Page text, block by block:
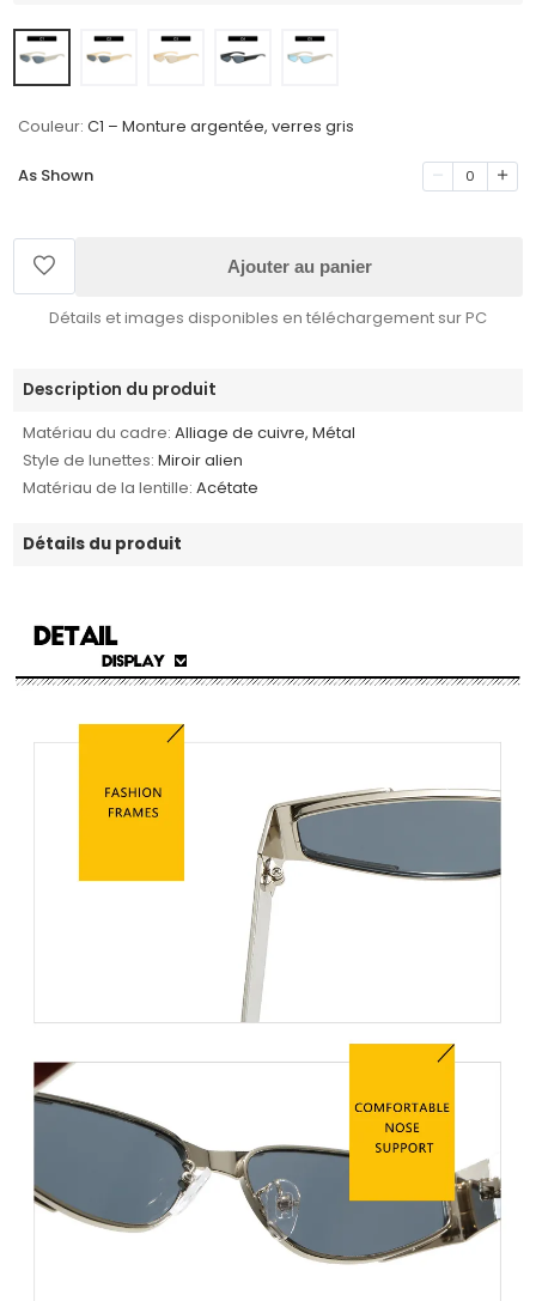
Couleur: C1 – Monture argentée, verres gris
As Shown 0
Ajouter au panier
Détails et images disponibles en téléchargement sur PC
Description du produit
Matériau du cadre: Alliage de cuivre, Métal
Style de lunettes: Miroir alien
Matériau de la lentille: Acétate
Détails du produit